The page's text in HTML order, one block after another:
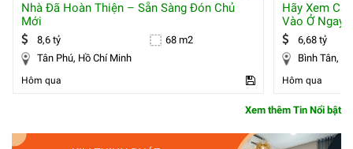
Nhà Đã Hoàn Thiện – Sẵn Sàng Đón Chủ
Mới
8,6 tỷ
68 m2
Tân Phú, Hồ Chí Minh
Hôm qua
Hãy Xem
Vào Ở Ngay
6,68 tỷ
Hôm qua
Xem thêm Tin Nổi bật